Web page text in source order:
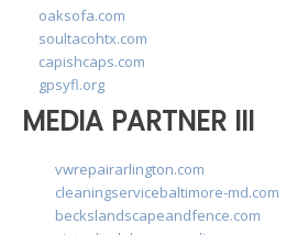
oaksofa.com
soultacohtx.com
capishcaps.com
gpsyfl.org
MEDIA PARTNER III
vwrepairarlington.com
cleaningservicebaltimore-md.com
beckslandscapeandfence.com